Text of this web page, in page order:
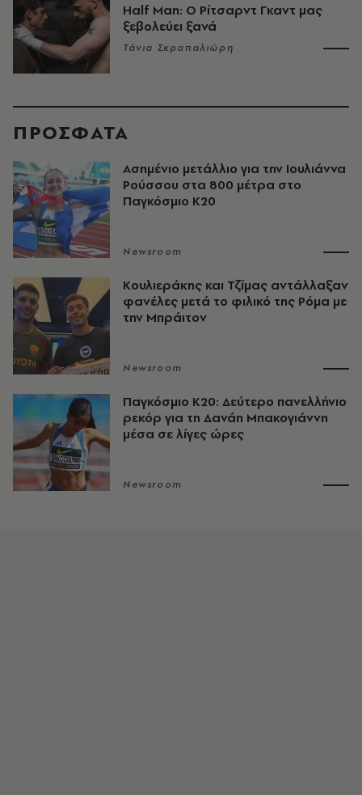
Half Man: Ο Ρίτσαρντ Γκαντ μας
ξεβολεύει ξανά
Τάνια Σκραπαλιώρη
ΠΡΟΣΦΑΤΑ
Ασημένιο μετάλλιο για την Ιουλιάννα
Ρούσσου στα 800 μέτρα στο
Παγκόσμιο Κ20
Newsroom
Κουλιεράκης και Τζίμας αντάλλαξαν
φανέλες μετά το φιλικό της Ρόμα με
την Μπράιτον
Newsroom
Παγκόσμιο Κ20: Δεύτερο πανελλήνιο
ρεκόρ για τη Δανάη Μπακογιάννη
μέσα σε λίγες ώρες
Newsroom